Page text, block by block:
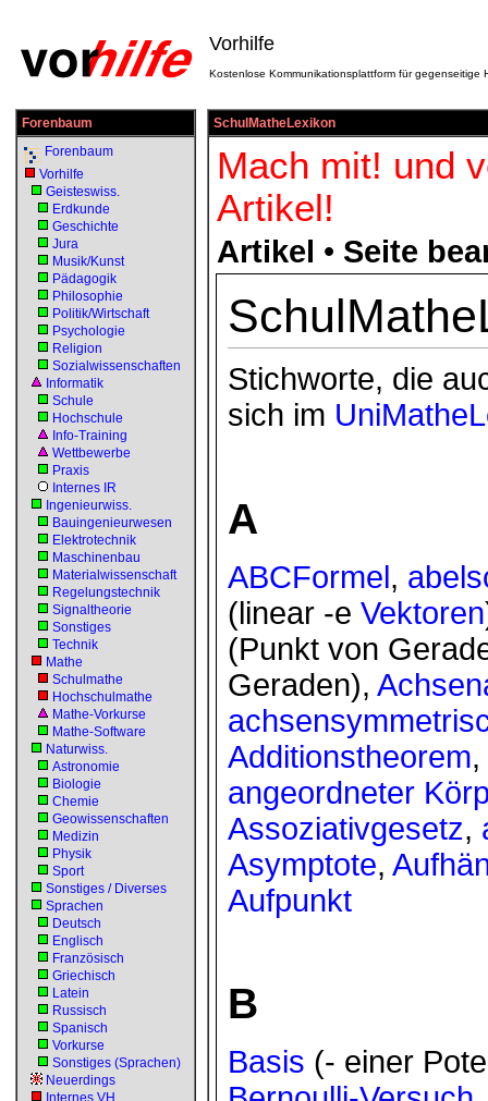
Vorhilfe
Kostenlose Kommunikationsplattform für gegenseitige
Forenbaum
Forenbaum
Vorhilfe
Geisteswiss.
Erdkunde
Geschichte
Jura
Musik/Kunst
Pädagogik
Philosophie
Politik/Wirtschaft
Psychologie
Religion
Sozialwissenschaften
Informatik
Schule
Hochschule
Info-Training
Wettbewerbe
Praxis
Internes IR
Ingenieurwiss.
Bauingenieurwesen
Elektrotechnik
Maschinenbau
Materialwissenschaft
Regelungstechnik
Signaltheorie
Sonstiges
Technik
Mathe
Schulmathe
Hochschulmathe
Mathe-Vorkurse
Mathe-Software
Naturwiss.
Astronomie
Biologie
Chemie
Geowissenschaften
Medizin
Physik
Sport
Sonstiges / Diverses
Sprachen
Deutsch
Englisch
Französisch
Griechisch
Latein
Russisch
Spanisch
Vorkurse
Sonstiges (Sprachen)
Neuerdings
Internes VH
SchulMatheLexikon
Mach mit! und
Artikel!
Artikel • Seite
Stichworte, die
sich im
A
ABCFormel,
(linear -e Vektoren
(Punkt von
Geraden),
Additionstheorem,
angeordneter
Assoziativgesetz,
Asymptote,
Aufpunkt
B
Basis (- einer